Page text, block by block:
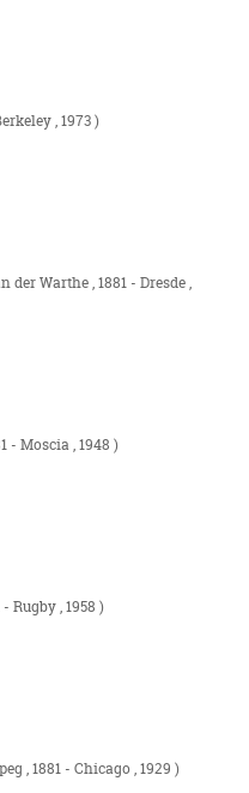
, 1973 )
der Warthe , 1881 - Dresde ,
- Moscia , 1948 )
Rugby , 1958 )
, 1881 - Chicago , 1929 )